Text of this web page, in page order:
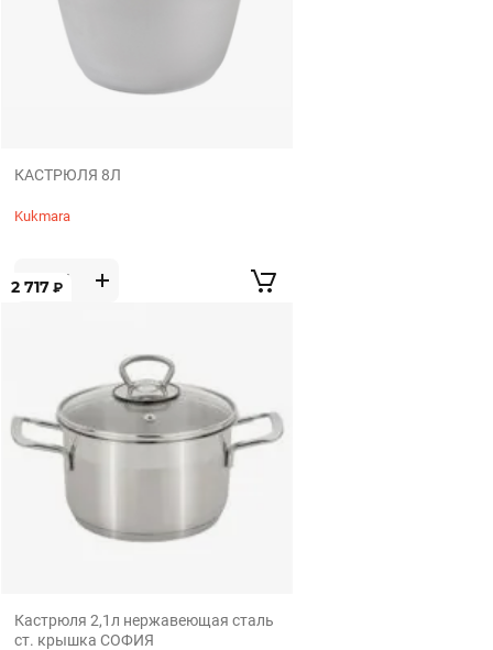
КАСТРЮЛЯ 8Л
Kukmara
2 717 ₽
Кастрюля 2,1л нержавеющая сталь
ст. крышка СОФИЯ